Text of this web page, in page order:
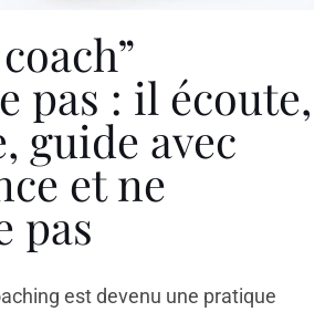
pas : il écoute,
guide avec
et ne
pas
est devenu une pratique